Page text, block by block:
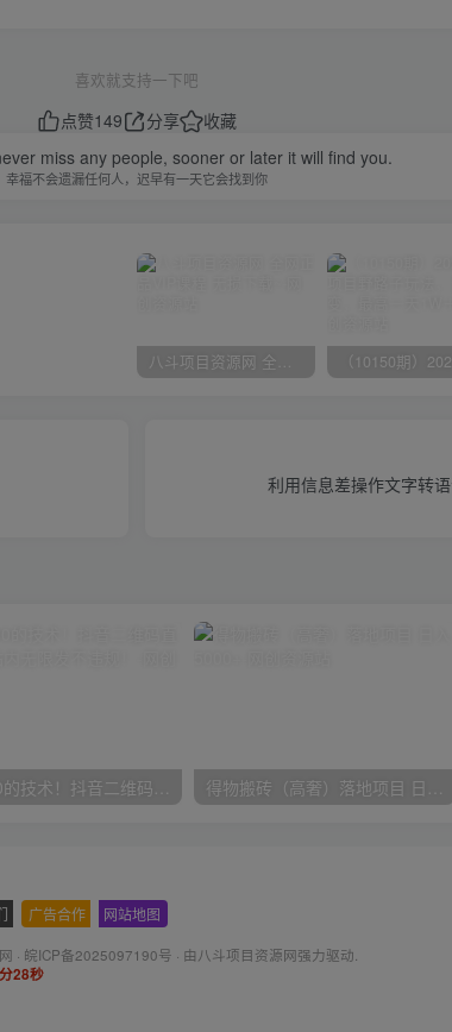
喜欢就支持一下吧
点赞149 分享
收藏
miss any people, sooner or later it will find you.
幸福不会遗漏任何人，迟早有一天它会找到你
八斗项目资源网 全网正品VIP课程 无损下载~
利用信息差操作文字转
价值3000的技术！抖音二维码直跳微信！站内无限发不违规！ 得物搬砖（高奢）落地项目 日入5000+
广告合作 网站地图
· 皖ICP备2025097190号 · 由八斗项目资源网强力驱动.
29秒